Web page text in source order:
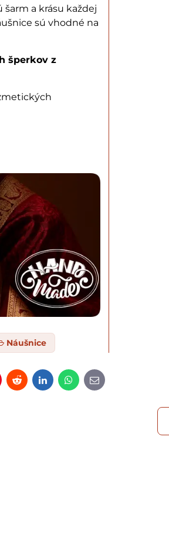
a krásu každej
sú vhodné na
šperkov z
Náušnice
RedditLinkedInWhatsApp
E-
mail